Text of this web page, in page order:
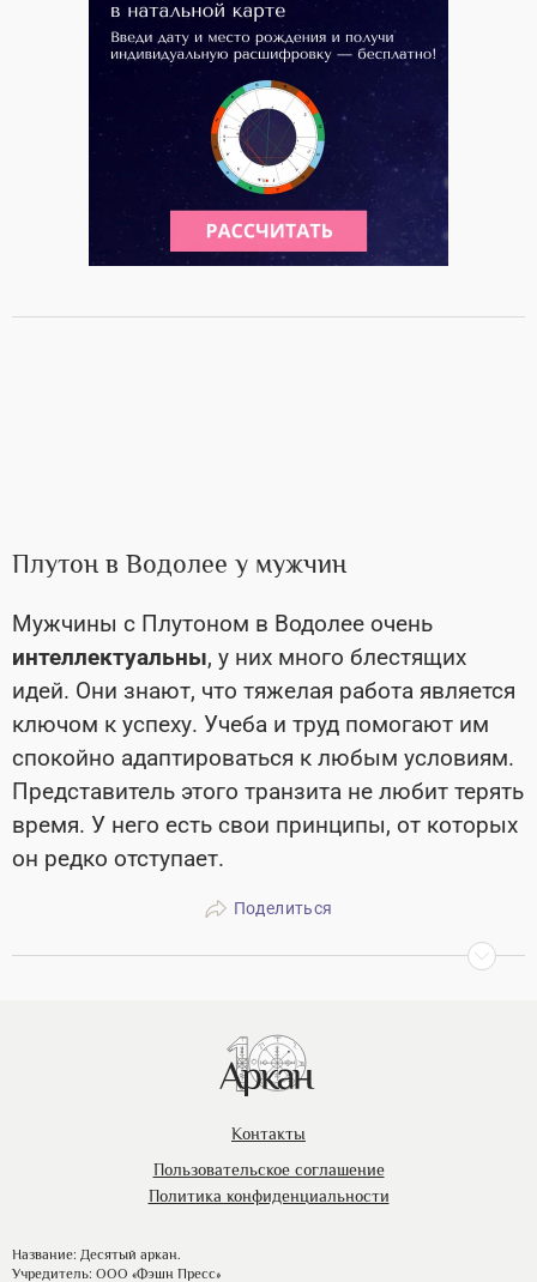
Плутон в Водолее у мужчин
Мужчины с Плутоном в Водолее очень
интеллектуальны, у них много блестящих
идей. Они знают, что тяжелая работа является
ключом к успеху. Учеба и труд помогают им
спокойно адаптироваться к любым условиям.
Представитель этого транзита не любит терять
время. У него есть свои принципы, от которых
он редко отступает.
Поделиться
Контакты
Пользовательское соглашение
Политика конфиденциальности
Название: Десятый аркан.
Учредитель: ООО «Фэшн Пресс»